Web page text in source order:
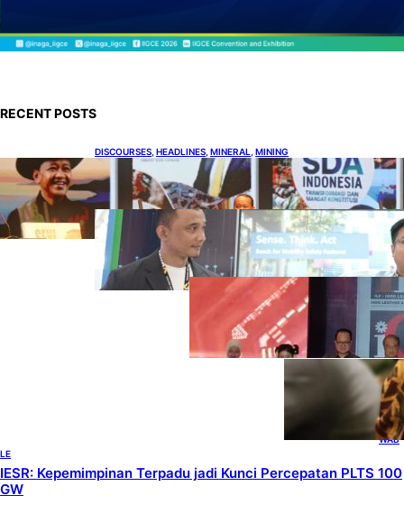
RECENT POSTS
DISCOURSES HEADLINES MINERAL MINING
Bahlil Luncurkan 10 Buku Rekam Jejak
Kepemimpinan dan Kebijakan
HEADLINES, TECHNOLOGY
Teknologi Keselamatan, Penentu
Baru Persaingan Industri
Otomotif
DOWNSTREAM
HEADLINES
Terbuka, Peluang
Usaha bagi IKM
Alas Kaki Lokal
ENER
GY ,
HEAD
LINES
,
RENE
WAB
LE
IESR: Kepemimpinan Terpadu jadi Kunci Percepatan PLTS 100
GW